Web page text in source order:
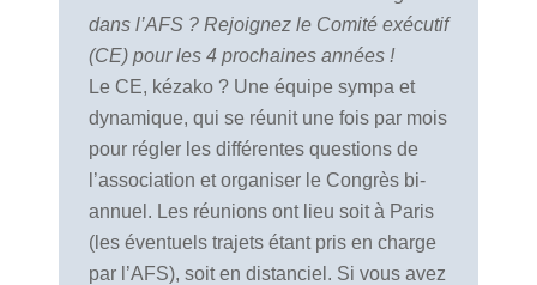
dans l’AFS ? Rejoignez le Comité exécutif
(CE) pour les 4 prochaines années !
Le CE, kézako ? Une équipe sympa et
dynamique, qui se réunit une fois par mois
pour régler les différentes questions de
l’association et organiser le Congrès bi-
annuel. Les réunions ont lieu soit à Paris
(les éventuels trajets étant pris en charge
par l’AFS), soit en distanciel. Si vous avez